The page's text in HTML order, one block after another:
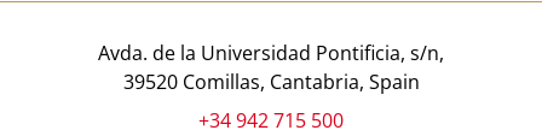
Avda. de la Universidad Pontificia, s/n,
39520 Comillas, Cantabria, Spain
+34 942 715 500